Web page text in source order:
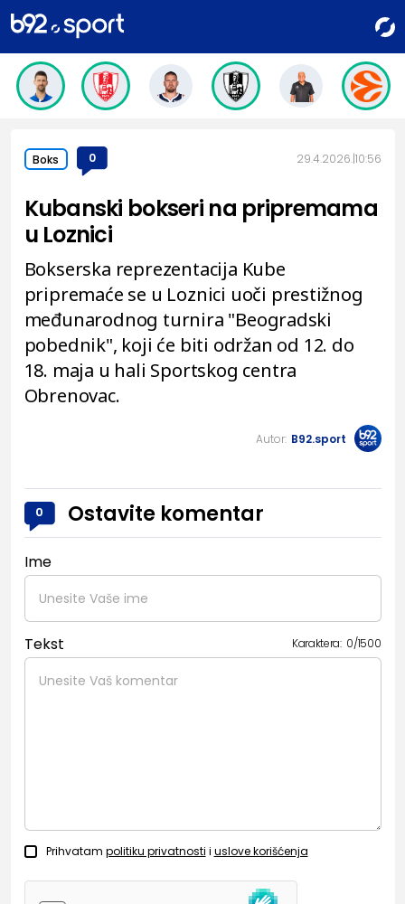
Boks 0 29.4.2026. 10:56
Kubanski bokseri na pripremama
u Loznici
Bokserska reprezentacija Kube
pripremaće se u Loznici uoči prestižnog
međunarodnog turnira "Beogradski
pobednik", koji će biti održan od 12. do
18. maja u hali Sportskog centra
Obrenovac.
Autor: B92.sport
0 Ostavite komentar
Ime
Tekst Karaktera: 0/1500
Prihvatam politiku privatnosti i uslove korišćenja